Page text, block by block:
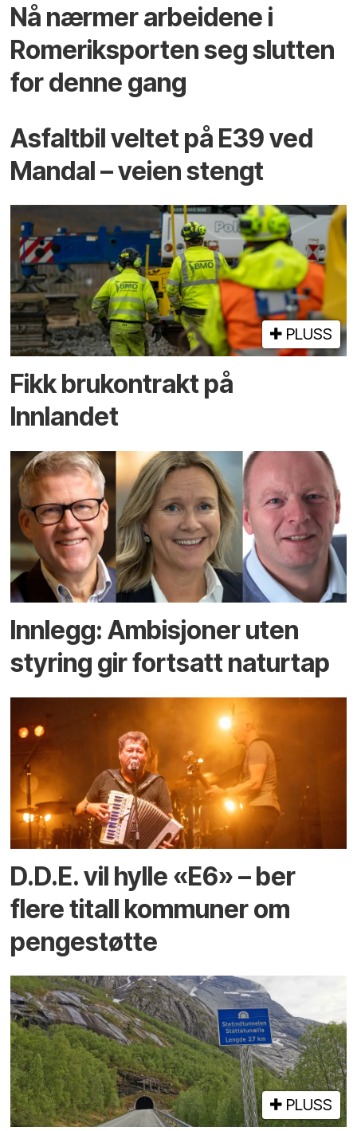
Nå nærmer arbeidene i
Romeriksporten seg slutten
for denne gang
Asfaltbil veltet på E39 ved
Mandal – veien stengt
PLUSS
Fikk brukontrakt på
Innlandet
Innlegg: Ambisjoner uten
styring gir fortsatt naturtap
D.D.E. vil hylle «E6» – ber
flere titall kommuner om
pengestøtte
PLUSS